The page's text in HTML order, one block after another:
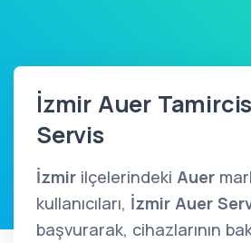
İzmir Auer
Servis
İzmir ilçelerindeki Auer
kullanıcıları, İzmir Auer
başvurarak, cihazlarının